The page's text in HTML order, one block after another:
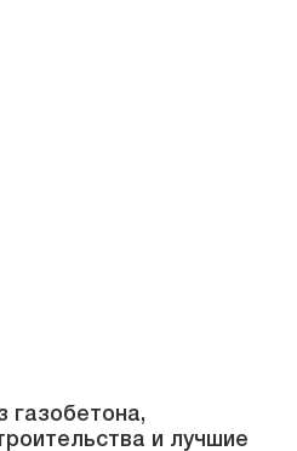
газобетона,
и лучшие